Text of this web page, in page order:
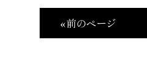
« 前のページ